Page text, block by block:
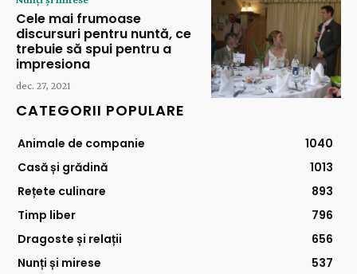
Cele mai frumoase
discursuri pentru nuntă, ce
trebuie să spui pentru a
impresiona
dec. 27, 2021
CATEGORII POPULARE
Animale de companie
1040
Casă și grădină
1013
Rețete culinare
893
Timp liber
796
Dragoste și relații
656
Nunți și mirese
537